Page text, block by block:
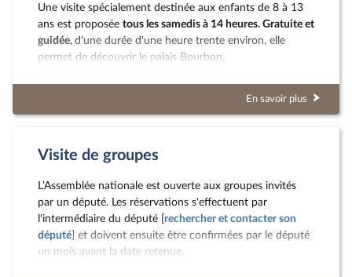
Une visite spécialement destinée aux enfants de 8 à 13
ans est proposée tous les samedis à 14 heures. Gratuite et
guidée, d'une durée d'une heure trente environ, elle
permet de découvrir le palais Bourbon.
En savoir plus
Visite de groupes
L’Assemblée nationale est ouverte aux groupes invités
par un député. Les réservations s'effectuent par
l'intermédiaire du député [ rechercher et contacter son
député] et doivent ensuite être confirmées par le député
un mois avant la date retenue.